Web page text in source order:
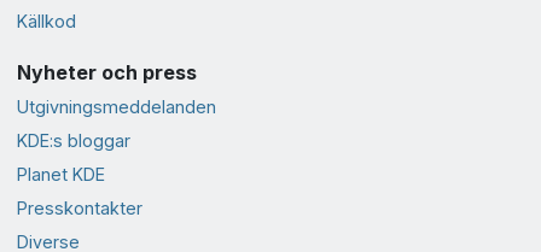
Källkod
Nyheter och press
Utgivningsmeddelanden
KDE:s bloggar
Planet KDE
Presskontakter
Diverse